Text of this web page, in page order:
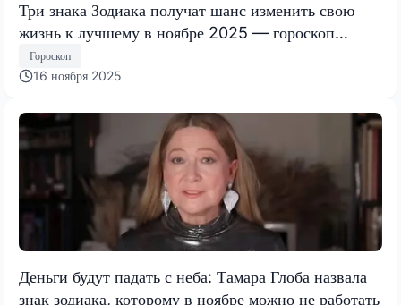
Три знака Зодиака получат шанс изменить свою
жизнь к лучшему в ноябре 2025 — гороскоп
Тамары Глобы
Гороскоп
16 ноября 2025
Деньги будут падать с неба: Тамара Глоба назвала
знак зодиака, которому в ноябре можно не работать